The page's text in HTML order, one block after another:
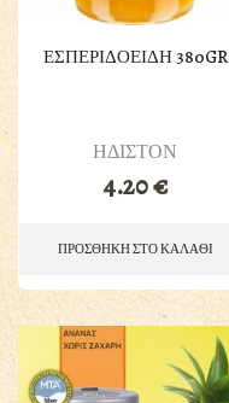
ΕΣΠΕΡΙΔΟΕΙΔΗ 380GR
ΗΔΙΣΤΟΝ
4.20€
ΠΡΟΣΘΗΚΗ ΣΤΟ ΚΑΛΑΘΙ